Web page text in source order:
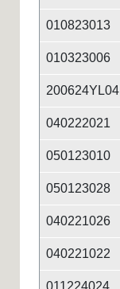
010823013
010323006
200624YL04
040222021
050123010
050123028
040221026
040221022
011224024